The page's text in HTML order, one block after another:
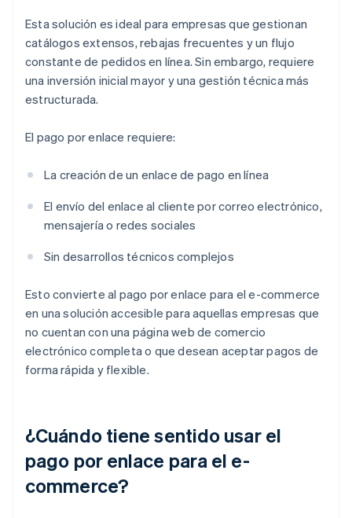
Esta solución es ideal para empresas que gestionan
catálogos extensos, rebajas frecuentes y un flujo
constante de pedidos en línea. Sin embargo, requiere
una inversión inicial mayor y una gestión técnica más
estructurada.
El pago por enlace requiere:
La creación de un enlace de pago en línea
El envío del enlace al cliente por correo electrónico,
mensajería o redes sociales
Sin desarrollos técnicos complejos
Esto convierte al pago por enlace para el e-commerce
en una solución accesible para aquellas empresas que
no cuentan con una página web de comercio
electrónico completa o que desean aceptar pagos de
forma rápida y flexible.
¿Cuándo tiene sentido usar el
pago por enlace para el e-
commerce?